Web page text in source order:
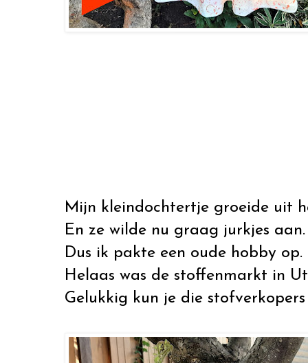
Mijn kleindochtertje groeide uit
En ze wilde nu graag jurkjes aan.
Dus ik pakte een oude hobby op.
Helaas was de stoffenmarkt in
Gelukkig kun je die